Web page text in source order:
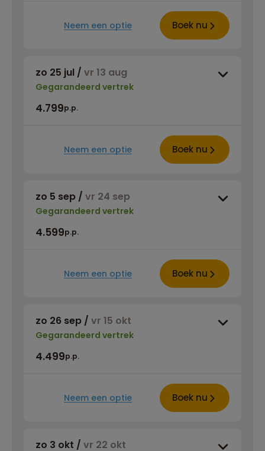
Neem een optie Boek nu
zo 25 jul / vr 13 aug
Gegarandeerd vertrek
4.799p.p.
Neem een optie Boek nu
zo 5 sep / vr 24 sep
Gegarandeerd vertrek
4.599p.p.
Neem een optie Boek nu
zo 26 sep / vr 15 okt
Gegarandeerd vertrek
4.499p.p.
Neem een optie Boek nu
zo 3 okt / vr 22 okt